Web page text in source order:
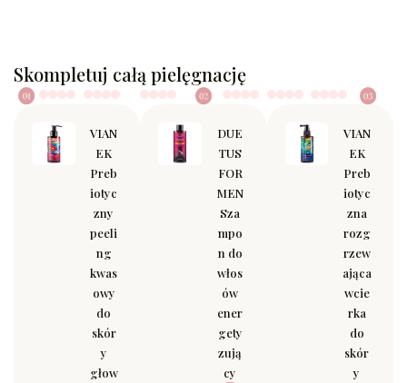
Skompletuj całą pielęgnację
VIAN
EK
Preb
iotyc
zny
peeli
ng
kwas
owy
do
skór
y
głow
DUE
TUS
FOR
MEN
Sza
mpo
n do
włos
ów
ener
gety
zują
cy
VIAN
EK
Preb
iotyc
zna
rozg
rzew
ająca
wcie
rka
do
skór
y